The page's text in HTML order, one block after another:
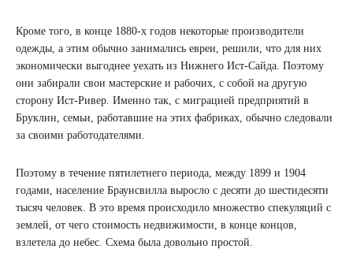
Кроме того, в конце 1880-х годов некоторые производители
одежды, а этим обычно занимались евреи, решили, что для них
экономически выгоднее уехать из Нижнего Ист-Сайда. Поэтому
они забирали свои мастерские и рабочих, с собой на другую
сторону Ист-Ривер. Именно так, с миграцией предприятий в
Бруклин, семьи, работавшие на этих фабриках, обычно следовали
за своими работодателями.
Поэтому в течение пятилетнего периода, между 1899 и 1904
годами, население Браунсвилла выросло с десяти до шестидесяти
тысяч человек. В это время происходило множество спекуляций с
землей, от чего стоимость недвижимости, в конце концов,
взлетела до небес. Схема была довольно простой.